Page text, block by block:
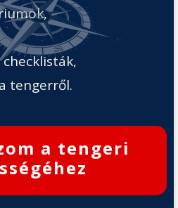
tengerről.
a tengeri